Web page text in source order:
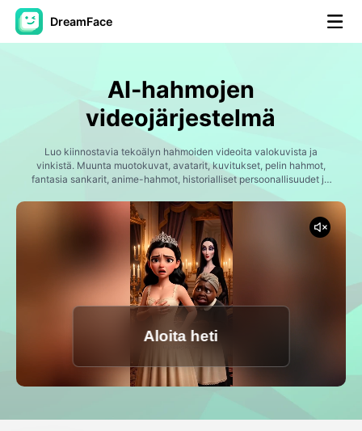
DreamFace
Avatar-video
Video
Kuvaus ▼
Näytä kaikki työkalut
Avatar-video
▼
AI-hahmojen
videojärjestelmä
Luo kiinnostavia tekoälyn hahmoiden videoita valokuvista ja
vinkistä. Muunta muotokuvat, avatarit, kuvitukset, pelin hahmot,
fantasia sankarit, anime-hahmot, historialliset persoonallisuudet ja
liikkeitä, ilmaisvia toimia, elokuvaavaa tarinaa ja sosiaalisen median
valmiita sisältöjä. Dreamface tekee hahmojen luomisen ja
animaation helpoksi luojille, tarinankertajille, markkinoijille ja
faneille.
Aloita heti